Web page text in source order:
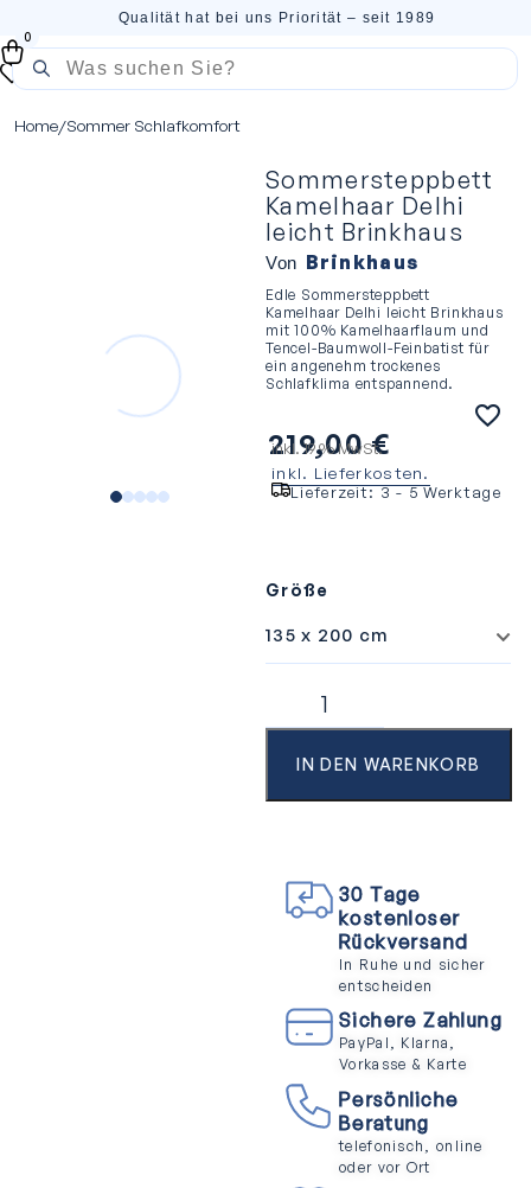
Qualität hat bei uns Priorität – seit 1989
0
Home/Sommer Schlafkomfort
Sommersteppbett
Kamelhaar Delhi
leicht Brinkhaus
Von Brinkhaus
Edle Sommersteppbett
Kamelhaar Delhi leicht Brinkhaus
mit 100% Kamelhaarflaum und
Tencel-Baumwoll-Feinbatist für
ein angenehm trockenes
Schlafklima entspannend.
219,00€
inkl. 19 % MwSt.
inkl. Lieferkosten.
Lieferzeit:3 - 5 Werktage
Größe
IN DEN WARENKORB
30 Tage
kostenloser
Rückversand
In Ruhe und sicher
entscheiden
Sichere Zahlung
PayPal, Klarna,
Vorkasse & Karte
Persönliche
Beratung
telefonisch, online
oder vor Ort